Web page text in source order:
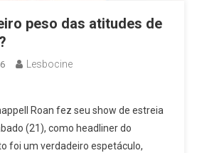
peso das atitudes de
Lesbocine
Roan fez seu show de estreia
(21), como headliner do
foi um verdadeiro espetáculo,